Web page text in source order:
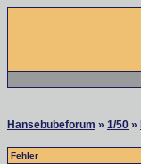
Hansebubeforum » 1/50 »
Fehler